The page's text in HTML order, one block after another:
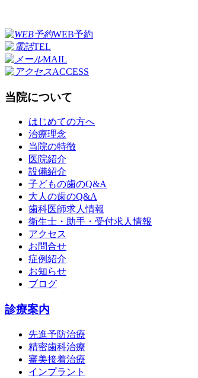
WEB予約
TEL
MAIL
ACCESS
当院について
はじめての方へ
治療理念
当院の特徴
医院紹介
設備紹介
子どもの歯のQ&A
大人の歯のQ&A
歯科医師求人情報
衛生士・助手・受付求人情報
アクセス
お問合せ
症例紹介
お知らせ
ブログ
診療案内
先進予防治療
精密歯科治療
審美接着治療
インプラント